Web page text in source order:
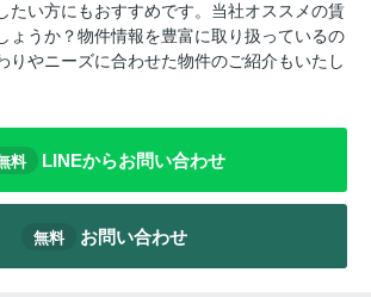
たい方にもおすすめです。当社オススメの賃
ょうか？物件情報を豊富に取り扱っているの
りやニーズに合わせた物件のご紹介もいたし
料 LINEからお問い合わせ
無料 お問い合わせ